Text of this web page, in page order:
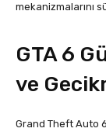
mekanizmalarını
GTA 6
ve
Grand Theft Auto